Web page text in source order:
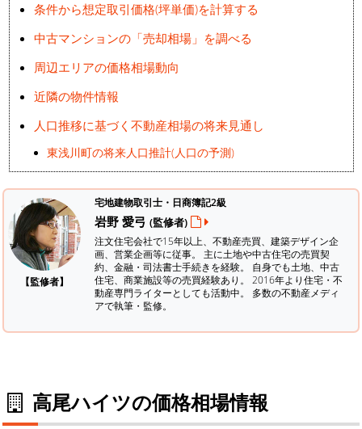
条件から想定取引価格(坪単価)を計算する
中古マンションの「売却相場」を調べる
周辺エリアの価格相場動向
近隣の物件情報
人口推移に基づく不動産相場の将来見通し
東浅川町の将来人口推計(人口の予測)
【監修者】
宅地建物取引士・日商簿記2級
岩野 愛弓 (監修者)
注文住宅会社で15年以上、不動産売買、建築デザイン企
画、営業企画等に従事。 主に土地や中古住宅の売買契
約、金融・司法書士手続きを経験。 自身でも土地、中古
住宅、商業施設等の売買経験あり。 2016年より住宅・不
動産専門ライターとしても活動中。 多数の不動産メディ
アで執筆・監修。
高尾ハイツの価格相場情報